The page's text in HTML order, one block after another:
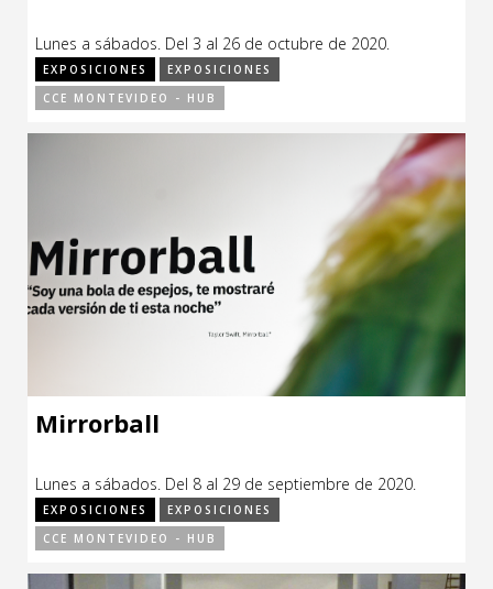
Lunes a sábados. Del 3 al 26 de octubre de 2020.
EXPOSICIONES
EXPOSICIONES
CCE MONTEVIDEO - HUB
Mirrorball
Lunes a sábados. Del 8 al 29 de septiembre de 2020.
EXPOSICIONES
EXPOSICIONES
CCE MONTEVIDEO - HUB